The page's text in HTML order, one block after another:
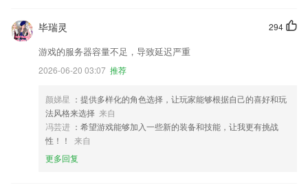
294
毕瑞灵
游戏的服务器容量不足，导致延迟严重
2026-06-20 03:07 推荐
颜娣星 ：提供多样化的角色选择，让玩家能够根据自己的喜好和玩
法风格来选择 来自
冯芸进 ：希望游戏能够加入一些新的装备和技能，让我更有挑战
性！！
来自
更多回复